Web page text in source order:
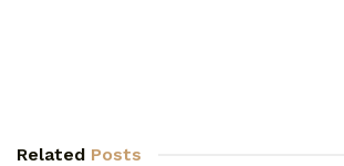
Related Posts